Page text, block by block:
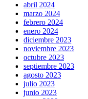
abril 2024
marzo 2024
febrero 2024
enero 2024
diciembre 2023
noviembre 2023
octubre 2023
septiembre 2023
agosto 2023
julio 2023
junio 2023